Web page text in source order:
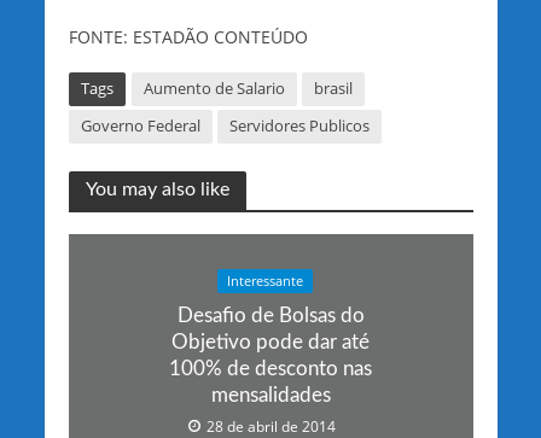
FONTE: ESTADÃO CONTEÚDO
Tags Aumento de Salario
brasil
Governo Federal
Servidores Publicos
You may also like
Interessante
Desafio de Bolsas do
Objetivo pode dar até
100% de desconto nas
mensalidades
28 de abril de 2014